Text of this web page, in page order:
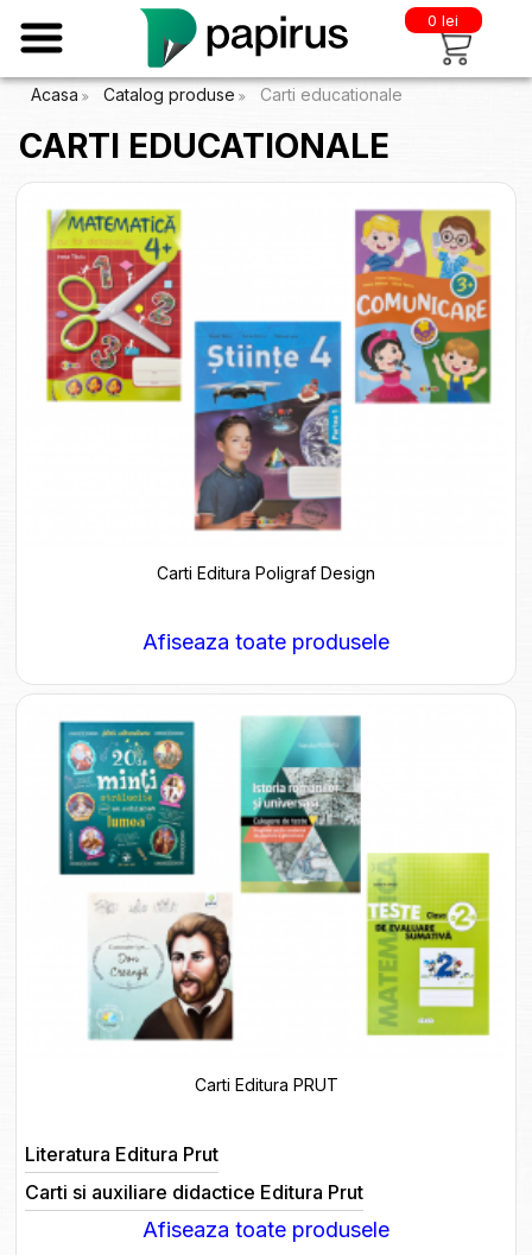
0 lei
Acasa Catalog produse Carti educationale
CARTI EDUCATIONALE
Carti Editura Poligraf Design
Afiseaza toate produsele
Carti Editura PRUT
Literatura Editura Prut
Carti si auxiliare didactice Editura Prut
Afiseaza toate produsele